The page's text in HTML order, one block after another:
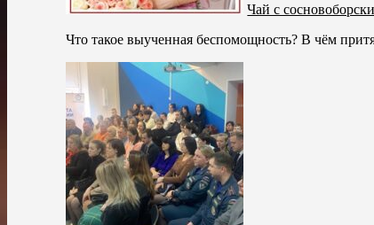
Чай с
Что такое выученная беспомощность? В чём